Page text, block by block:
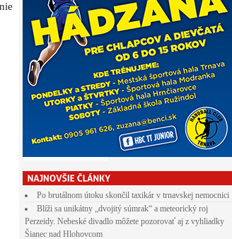
Po brutálnom útoku skončil taxikár v trnavskej nemocnici
Blíži sa unikátny „dvojitý súmrak“ a meteorický roj
Perzeidy. Nebeské divadlo môžete pozorovať aj z vyhliadky
Šianec nad Hlohovcom